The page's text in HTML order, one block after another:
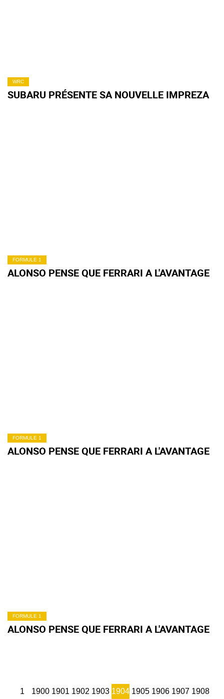
WRC
SUBARU PRÉSENTE SA NOUVELLE IMPREZA
FORMULE 1
ALONSO PENSE QUE FERRARI A L'AVANTAGE
FORMULE 1
ALONSO PENSE QUE FERRARI A L'AVANTAGE
FORMULE 1
ALONSO PENSE QUE FERRARI A L'AVANTAGE
1 1900 1901 1902 1903 1904 1905 1906 1907 1908